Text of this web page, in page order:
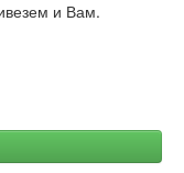
и Вам.